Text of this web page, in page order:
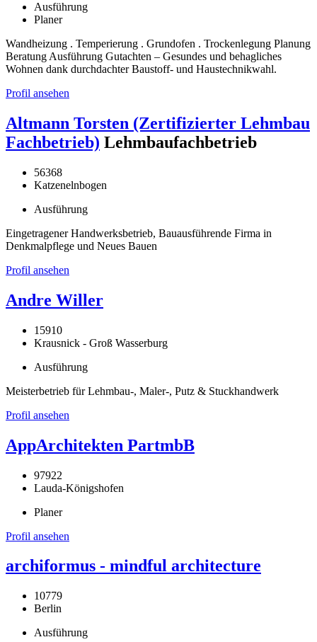
Ausführung
Planer
Wandheizung . Temperierung . Grundofen . Trockenlegung Planung
Beratung Ausführung Gutachten – Gesundes und behagliches
Wohnen dank durchdachter Baustoff- und Haustechnikwahl.
Profil ansehen
Altmann Torsten (Zertifizierter Lehmbau
Fachbetrieb) Lehmbaufachbetrieb
56368
Katzenelnbogen
Ausführung
Eingetragener Handwerksbetrieb, Bauausführende Firma in
Denkmalpflege und Neues Bauen
Profil ansehen
Andre Willer
15910
Krausnick - Groß Wasserburg
Ausführung
Meisterbetrieb für Lehmbau-, Maler-, Putz & Stuckhandwerk
Profil ansehen
AppArchitekten PartmbB
97922
Lauda-Königshofen
Planer
Profil ansehen
archiformus - mindful architecture
10779
Berlin
Ausführung